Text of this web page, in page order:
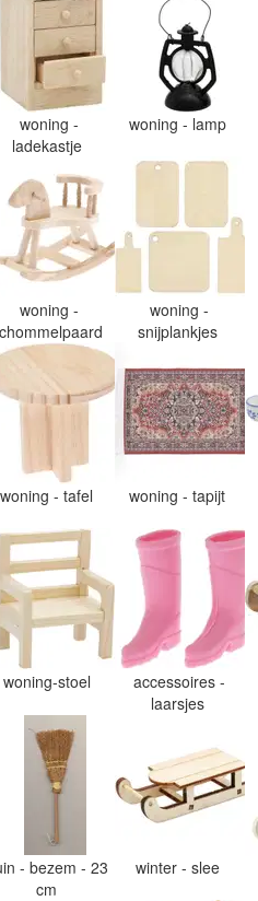
woning -
ladekastje
woning - lamp
woning -
woning -
snijplankjes
woning - tafel woning - tapijt
woning-stoel
accessoires -
laarsjes
- bezem - 23
cm
winter - slee